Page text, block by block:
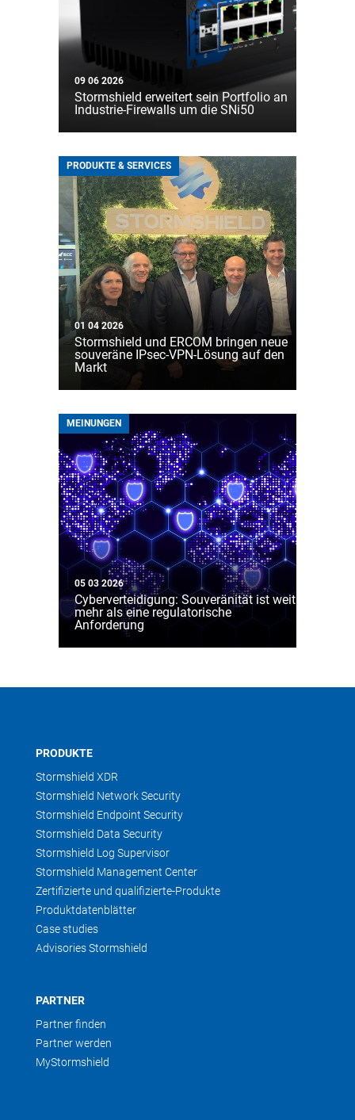
09 06 2026
Stormshield erweitert sein Portfolio an
Industrie-Firewalls um die SNi50
PRODUKTE & SERVICES
01 04 2026
Stormshield und ERCOM bringen neue
souveräne IPsec-VPN-Lösung auf den
Markt
MEINUNGEN
05 03 2026
Cyberverteidigung: Souveränität ist weit
mehr als eine regulatorische
Anforderung
PRODUKTE
Stormshield XDR
Stormshield Network Security
Stormshield Endpoint Security
Stormshield Data Security
Stormshield Log Supervisor
Stormshield Management Center
Zertifizierte und qualifizierte-Produkte
Produktdatenblätter
Case studies
Advisories Stormshield
PARTNER
Partner finden
Partner werden
MyStormshield